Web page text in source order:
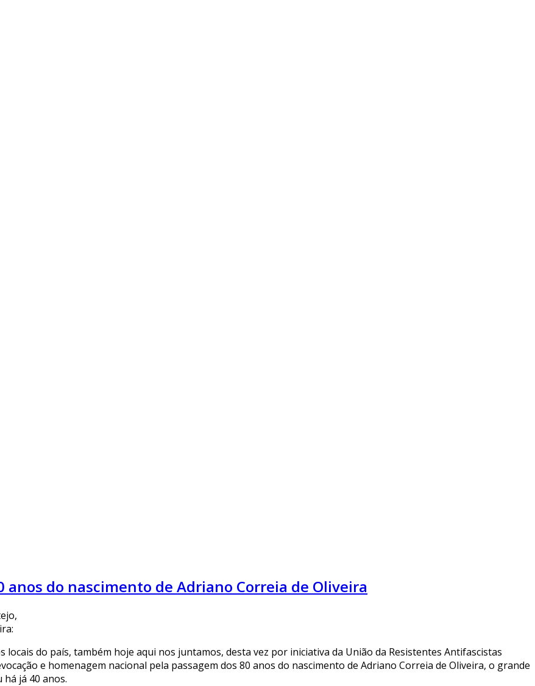
anos do nascimento de Adriano Correia de Oliveira
do país, também hoje aqui nos juntamos, desta vez por iniciativa da União da Resistentes Antifascistas
e homenagem nacional pela passagem dos 80 anos do nascimento de Adriano Correia de Oliveira, o grande
já 40 anos.